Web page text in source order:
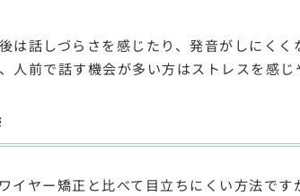
は話しづらさを感じたり、発音がしにく
人前で話す機会が多い方はストレスを感じ
イヤー矯正と比べて目立ちにくい方法で